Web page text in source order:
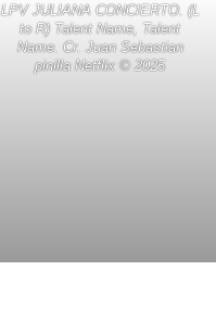
LPV JULIANA CONCIERTO. (L
to R) Talent Name, Talent
Name. Cr. Juan Sebastian
pinilla Netflix ©️ 2025